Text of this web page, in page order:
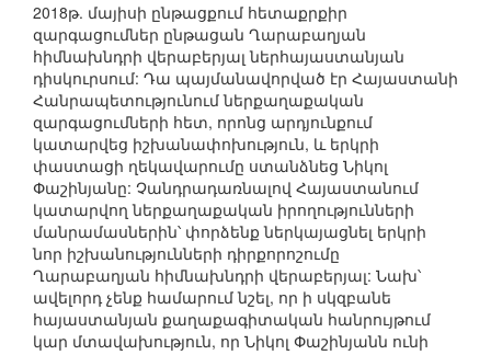
2018թ. մայիսի ընթացքում հետաքրքիր
զարգացումներ ընթացան Ղարաբաղյան
հիմնախնդրի վերաբերյալ ներհայաստանյան
դիսկուրսում: Դա պայմանավորված էր Հայաստանի
Հանրապետությունում ներքաղաքական
զարգացումների հետ, որոնց արդյունքում
կատարվեց իշխանափոխություն, և երկրի
փաստացի ղեկավարումը ստանձնեց Նիկոլ
Փաշինյանը: Չանդրադառնալով Հայաստանում
կատարվող ներքաղաքական իրողությունների
մանրամասներին՝ փորձենք ներկայացնել երկրի
նոր իշխանությունների դիրքորոշումը
Ղարաբաղյան հիմնախնդրի վերաբերյալ: Նախ՝
ավելորդ չենք համարում նշել, որ ի սկզբանե
հայաստանյան քաղաքագիտական հանրույթում
կար մտավախություն, որ Նիկոլ Փաշինյանն ունի